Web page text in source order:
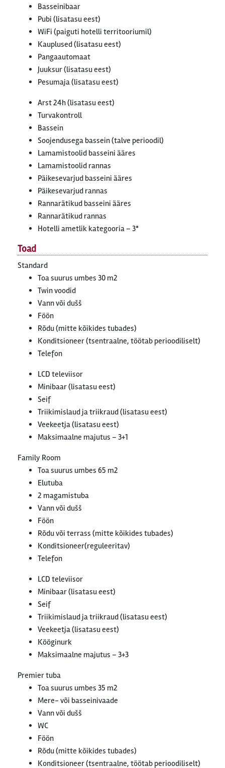
Basseinibaar
Pubi (lisatasu eest)
WiFi (paiguti hotelli territooriumil)
Kauplused (lisatasu eest)
Pangaautomaat
Juuksur (lisatasu eest)
Pesumaja (lisatasu eest)
Arst 24h (lisatasu eest)
Turvakontroll
Bassein
Soojendusega bassein (talve perioodil)
Lamamistoolid basseini ääres
Lamamistoolid rannas
Päikesevarjud basseini ääres
Päikesevarjud rannas
Rannarätikud basseini ääres
Rannarätikud rannas
Hotelli ametlik kategooria – 3*
Toad
Standard
Toa suurus umbes 30 m2
Twin voodid
Vann või dušš
Föön
Rõdu (mitte kõikides tubades)
Konditsioneer (tsentraalne, töötab perioodiliselt)
Telefon
LCD televiisor
Minibaar (lisatasu eest)
Seif
Triikimislaud ja triikraud (lisatasu eest)
Veekeetja (lisatasu eest)
Maksimaalne majutus – 3+1
Family Room
Toa suurus umbes 65 m2
Elutuba
2 magamistuba
Vann või dušš
Föön
Rõdu või terrass (mitte kõikides tubades)
Konditsioneer(reguleeritav)
Telefon
LCD televiisor
Minibaar (lisatasu eest)
Seif
Triikimislaud ja triikraud (lisatasu eest)
Veekeetja (lisatasu eest)
Kööginurk
Maksimaalne majutus – 3+3
Premier tuba
Toa suurus umbes 35 m2
Mere- või basseinivaade
Vann või dušš
WC
Föön
Rõdu (mitte kõikides tubades)
Konditsioneer (tsentraalne, töötab perioodiliselt)